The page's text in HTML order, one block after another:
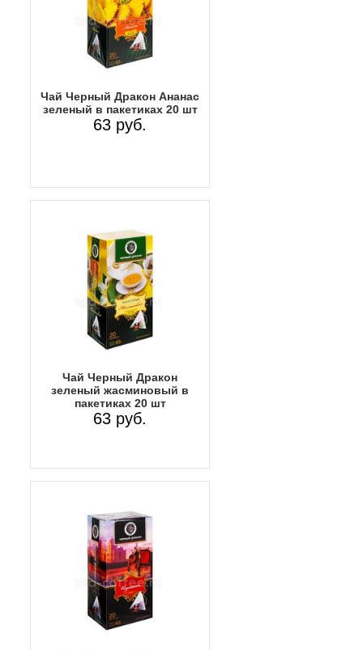
Чай Черный Дракон Ананас
зеленый в пакетиках 20 шт
63 руб.
Чай Черный Дракон
зеленый жасминовый в
пакетиках 20 шт
63 руб.